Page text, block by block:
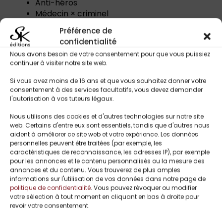
Préférence de
confidentialité
Nous avons besoin de votre consentement pour que vous puissiez
continuer à visiter notre site web.
Si vous avez moins de 16 ans et que vous souhaitez donner votre
consentement à des services facultatifs, vous devez demander
l'autorisation à vos tuteurs légaux.
Nous utilisons des cookies et d'autres technologies sur notre site
web. Certains d'entre eux sont essentiels, tandis que d'autres nous
aident à améliorer ce site web et votre expérience. Les données
personnelles peuvent être traitées (par exemple, les
caractéristiques de reconnaissance, les adresses IP), par exemple
pour les annonces et le contenu personnalisés ou la mesure des
annonces et du contenu. Vous trouverez de plus amples
informations sur l'utilisation de vos données dans notre page de
politique de confidentialité. Vous pouvez révoquer ou modifier
votre sélection à tout moment en cliquant en bas à droite pour
revoir votre consentement.
Anti-héros
Médecin × criminel
Rédemption
Vengeance
Frères soudés
Violence et trahison
Amour contre le chaos
Héroïne forte face à un homme brisé
Titres Similaires
UP TO-
50%